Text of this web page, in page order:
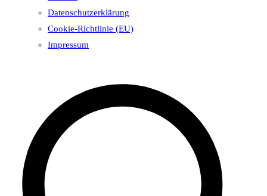
Datenschutzerklärung
Cookie-Richtlinie (EU)
Impressum